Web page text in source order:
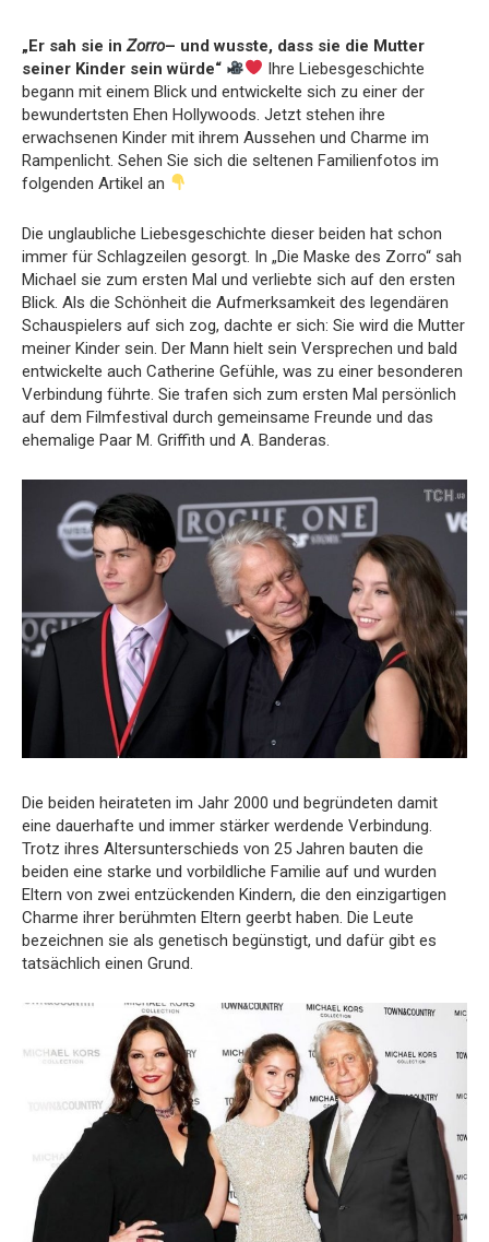
„Er sah sie inZorro– und wusste, dass sie die Mutter
seiner Kinder sein würde“
Ihre Liebesgeschichte
begann mit einem Blick und entwickelte sich zu einer der
bewundertsten Ehen Hollywoods. Jetzt stehen ihre
erwachsenen Kinder mit ihrem Aussehen und Charme im
Rampenlicht. Sehen Sie sich die seltenen Familienfotos im
folgenden Artikel an
Die unglaubliche Liebesgeschichte dieser beiden hat schon
immer für Schlagzeilen gesorgt. In „Die Maske des Zorro“ sah
Michael sie zum ersten Mal und verliebte sich auf den ersten
Blick. Als die Schönheit die Aufmerksamkeit des legendären
Schauspielers auf sich zog, dachte er sich: Sie wird die Mutter
meiner Kinder sein. Der Mann hielt sein Versprechen und bald
entwickelte auch Catherine Gefühle, was zu einer besonderen
Verbindung führte. Sie trafen sich zum ersten Mal persönlich
auf dem Filmfestival durch gemeinsame Freunde und das
ehemalige Paar M. Griffith und A. Banderas.
Die beiden heirateten im Jahr 2000 und begründeten damit
eine dauerhafte und immer stärker werdende Verbindung.
Trotz ihres Altersunterschieds von 25 Jahren bauten die
beiden eine starke und vorbildliche Familie auf und wurden
Eltern von zwei entzückenden Kindern, die den einzigartigen
Charme ihrer berühmten Eltern geerbt haben. Die Leute
bezeichnen sie als genetisch begünstigt, und dafür gibt es
tatsächlich einen Grund.